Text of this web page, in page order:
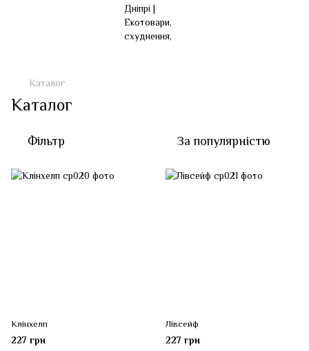
Каталог
Каталог
Фільтр За популярністю
Клінхелп
227 грн
Лівсейф
227 грн